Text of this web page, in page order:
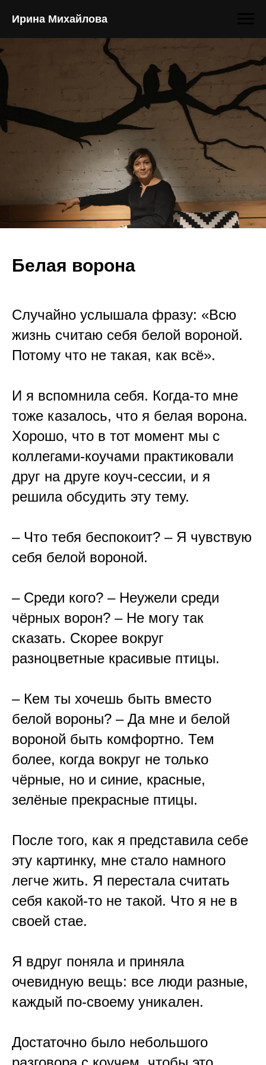
Ирина Михайлова
Белая ворона
Случайно услышала фразу: «Всю
жизнь считаю себя белой вороной.
Потому что не такая, как всё».
И я вспомнила себя. Когда-то мне
тоже казалось, что я белая ворона.
Хорошо, что в тот момент мы с
коллегами-коучами практиковали
друг на друге коуч-сессии, и я
решила обсудить эту тему.
– Что тебя беспокоит? – Я чувствую
себя белой вороной.
– Среди кого? – Неужели среди
чёрных ворон? – Не могу так
сказать. Скорее вокруг
разноцветные красивые птицы.
– Кем ты хочешь быть вместо
белой вороны? – Да мне и белой
вороной быть комфортно. Тем
более, когда вокруг не только
чёрные, но и синие, красные,
зелёные прекрасные птицы.
После того, как я представила себе
эту картинку, мне стало намного
легче жить. Я перестала считать
себя какой-то не такой. Что я не в
своей стае.
Я вдруг поняла и приняла
очевидную вещь: все люди разные,
каждый по-своему уникален.
Достаточно было небольшого